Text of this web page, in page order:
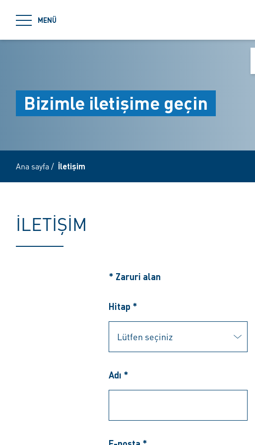
MENÜ
Bizimle iletişime geçin
Ana sayfa / İletişim
İLETIŞIM
* Zaruri alan
Hitap *
Adı *